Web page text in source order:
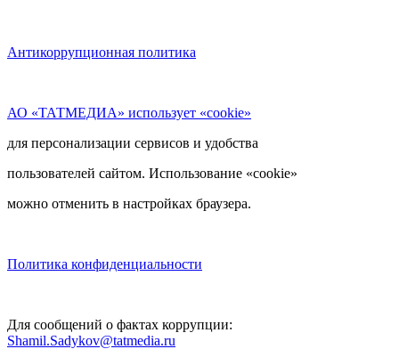
Антикоррупционная политика
АО «ТАТМЕДИА» использует «cookie»
для персонализации сервисов и удобства
пользователей сайтом. Использование «cookie»
можно отменить в настройках браузера.
Политика конфиденциальности
Для сообщений о фактах коррупции:
Shamil.Sadykov@tatmedia.ru